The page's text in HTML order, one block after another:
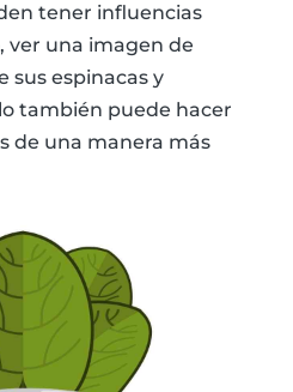
tener influencias
ver una imagen de
sus espinacas y
también puede hacer
de una manera más